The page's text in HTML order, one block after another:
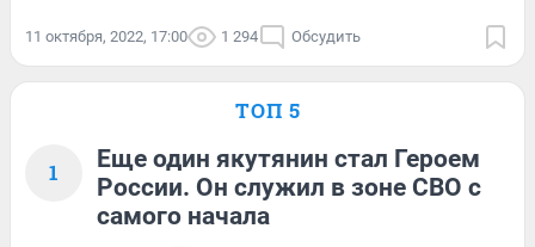
11 октября, 2022, 17:00 1 294 Обсудить
ТОП 5
1
Еще один якутянин стал Героем
России. Он служил в зоне СВО с
самого начала